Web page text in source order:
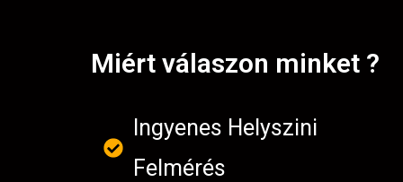
Miért válaszon minket ?
Ingyenes Helyszini
Felmérés